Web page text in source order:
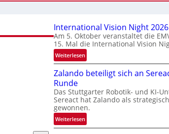
International Vision Night 2026
Am 5. Oktober veranstaltet die
15. Mal die International Vision
Weiterlesen:
I
n
e
r
n
a
t
Zalando beteiligt sich an
Runde
Das Stuttgarter Robotik- und KI-
Sereact hat Zalando als
gewonnen.
Weiterlesen:
Z